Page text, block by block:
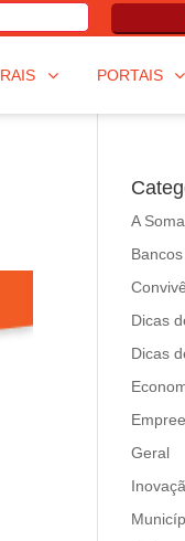
PORTAIS
A Soma
Dicas
Dicas
Geral